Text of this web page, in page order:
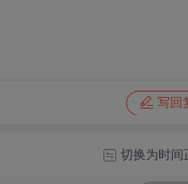
写回
切换为时间